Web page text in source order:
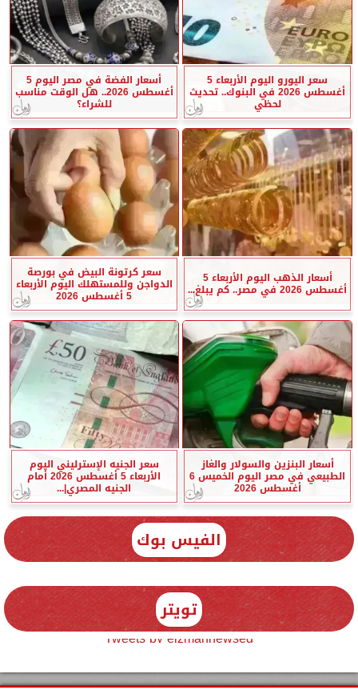
سعر اليورو اليوم الأربعاء 5
أغسطس 2026 في البنوك.. تحديث
لحظي
أسعار الفضة في مصر اليوم 5
أغسطس 2026.. هل الوقت مناسب
للشراء؟
أسعار الذهب اليوم الأربعاء 5
أغسطس 2026 في مصر.. كم يبلغ...
سعر كرتونة البيض في بورصة
الدواجن وللمستهلك اليوم الأربعاء
5 أغسطس 2026
أسعار البنزين والسولار والغاز
الطبيعي في مصر اليوم الخميس 6
أغسطس 2026
سعر الجنيه الإسترليني اليوم
الأربعاء 5 أغسطس 2026 أمام
الجنيه المصري|...
الفيس بوك
تويتر
Tweets by elzmannewseg